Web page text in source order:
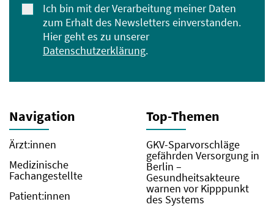
Ich bin mit der Verarbeitung meiner Daten
zum Erhalt des Newsletters einverstanden.
Hier geht es zu unserer
Datenschutzerklärung.
Navigation
Ärzt:innen
Medizinische
Fachangestellte
Patient:innen
Top-Themen
GKV-Sparvorschläge
gefährden Versorgung in
Berlin –
Gesundheitsakteure
warnen vor Kipppunkt
des Systems